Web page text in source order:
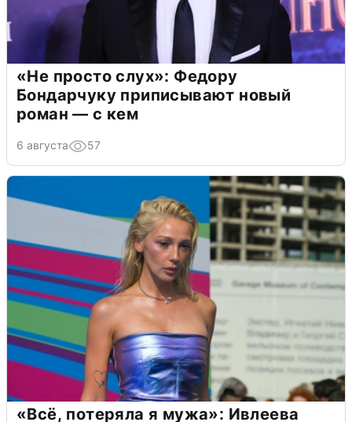
«Не просто слух»: Федору
Бондарчуку приписывают новый
роман — с кем
6 августа 57
«Всё, потеряла я мужа»: Ивлеева